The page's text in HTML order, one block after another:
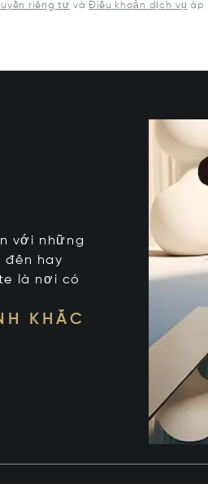
riêng tư vàĐiều khoản dịch vụ áp
với những
đến hay
là nơi có
KHẮC